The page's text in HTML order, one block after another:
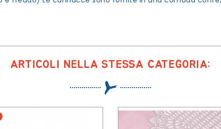
ARTICOLI NELLA STESSA CATEGORIA: